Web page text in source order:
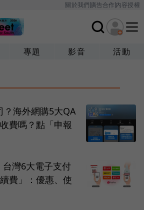
關於我們廣告合作內容授權
專題 影音 活動
？海外網購5大QA
費嗎？點「申報
灣6大電子支付
費」：優惠、使